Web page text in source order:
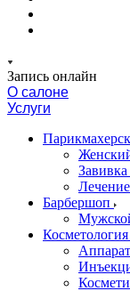
Запись онлайн
О салоне
Услуги
Барбершоп
Косметология